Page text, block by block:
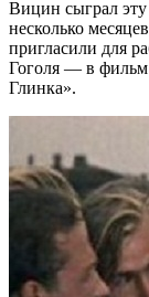
Вицин сыграл эту
несколько
пригласили для
Гоголя — в фильм
Глинка».